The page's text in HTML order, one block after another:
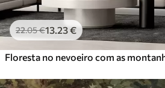
22.05€13 .23€